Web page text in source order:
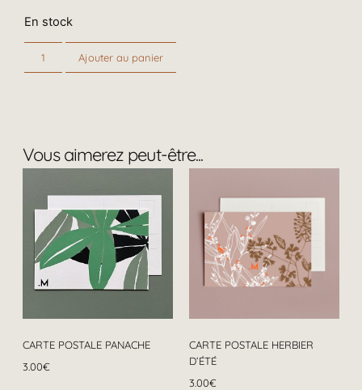
En stock
Ajouter au panier
Vous aimerez peut-être...
CARTE POSTALE PANACHE
3.00€
CARTE POSTALE HERBIER
D’ÉTÉ
3.00€